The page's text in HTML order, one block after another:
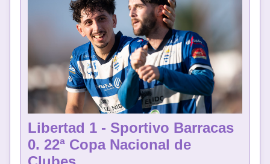
Libertad 1 - Sportivo Barracas
0. 22ª Copa Nacional de